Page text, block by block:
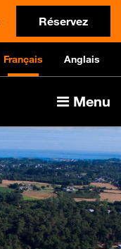
Réservez
Français Anglais
Menu